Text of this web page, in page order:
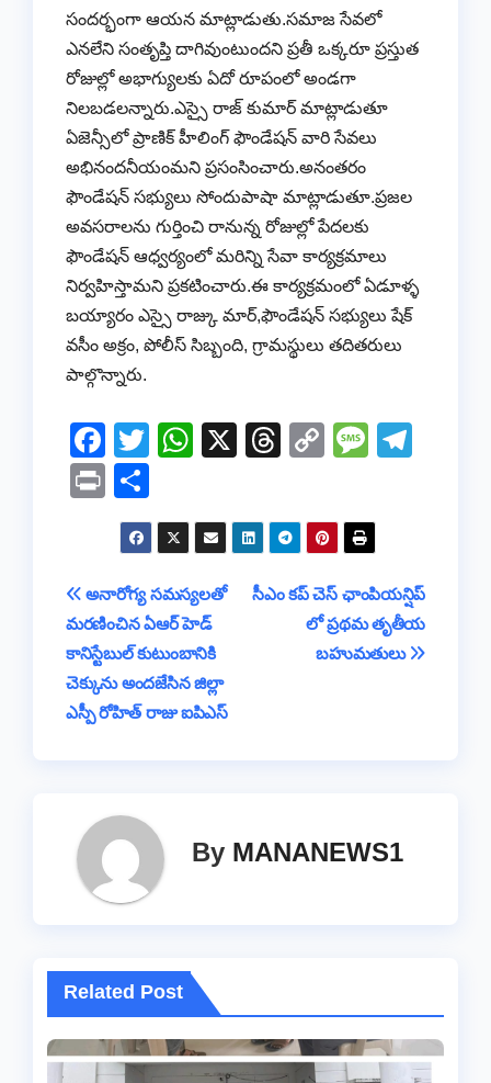
సందర్భంగా ఆయన మాట్లాడుతు.సమాజ సేవలో
ఎనలేని సంతృప్తి దాగివుంటుందని ప్రతీ ఒక్కరూ ప్రస్తుత
రోజుల్లో అభాగ్యులకు ఏదో రూపంలో అండగా
నిలబడలన్నారు.ఎస్సై రాజ్ కుమార్ మాట్లాడుతూ
ఏజెన్సీలో ప్రాణిక్ హీలింగ్ ఫౌండేషన్ వారి సేవలు
అభినందనీయంమని ప్రసంసించారు.అనంతరం
ఫౌండేషన్ సభ్యులు సోందుపాషా మాట్లాడుతూ.ప్రజల
అవసరాలను గుర్తించి రానున్న రోజుల్లో పేదలకు
ఫౌండేషన్ ఆధ్వర్యంలో మరిన్ని సేవా కార్యక్రమాలు
నిర్వహిస్తామని ప్రకటించారు.ఈ కార్యక్రమంలో ఏడూళ్ళ
బయ్యారం ఎస్సై రాజ్కు మార్,ఫౌండేషన్ సభ్యులు షేక్
వసీం అక్రం, పోలీస్ సిబ్బంది, గ్రామస్థులు తదితరులు
పాల్గొన్నారు.
F
a
c
e
b
o
o
k
T
er
W
s
A
p
p
X
T
a
d
C
y
Li
n
k
M
a
g
e
a
m
Pr
in h
ar
e
Post
navigation
సీఎం కప్ చెస్ ఛాంపియన్షిప్
లో ప్రథమ తృతీయ
బహుమతులు
అనారోగ్య సమస్యలతో
మరణించిన ఏఆర్ హెడ్
కానిస్టేబుల్ కుటుంబానికి
చెక్కును అందజేసిన జిల్లా
ఎస్పీ రోహిత్ రాజు ఐపిఎస్
By MANANEWS1
Related Post